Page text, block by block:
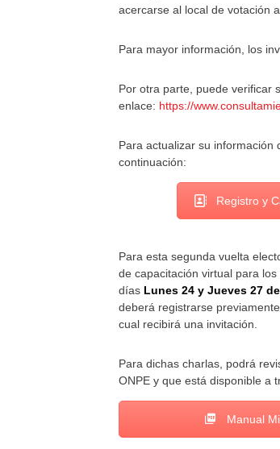
acercarse al local de votación a
Para mayor información, los
Por otra parte, puede verificar
enlace: https://
Para actualizar su información
continuación:
Registro y
Para esta segunda vuelta
de capacitación virtual para
días Lunes 24 y Jueves 27
deberá registrarse
cual recibirá una invitación.
Para dichas charlas, podrá
ONPE y que está disponible a
Manual